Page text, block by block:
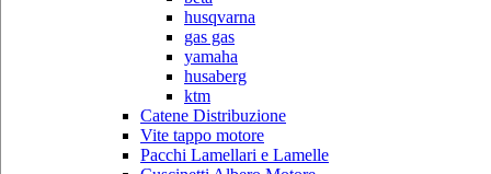
husqvarna
gas gas
yamaha
husaberg
ktm
Catene Distribuzione
Vite tappo motore
Pacchi Lamellari e Lamelle